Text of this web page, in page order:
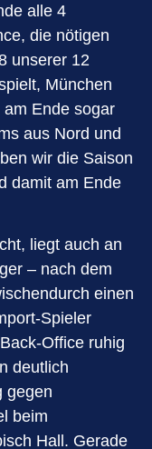
alle 4
die nötigen
unserer 12
München
am Ende sogar
aus Nord und
wir die Saison
damit am Ende
liegt auch an
– nach dem
einen
Spieler
Office ruhig
deutlich
gegen
beim
Hall. Gerade